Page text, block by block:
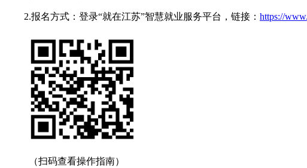
2.报名方式：登录“就在江苏”智慧就业服务平台，链接： https://
（扫码查看操作指南）